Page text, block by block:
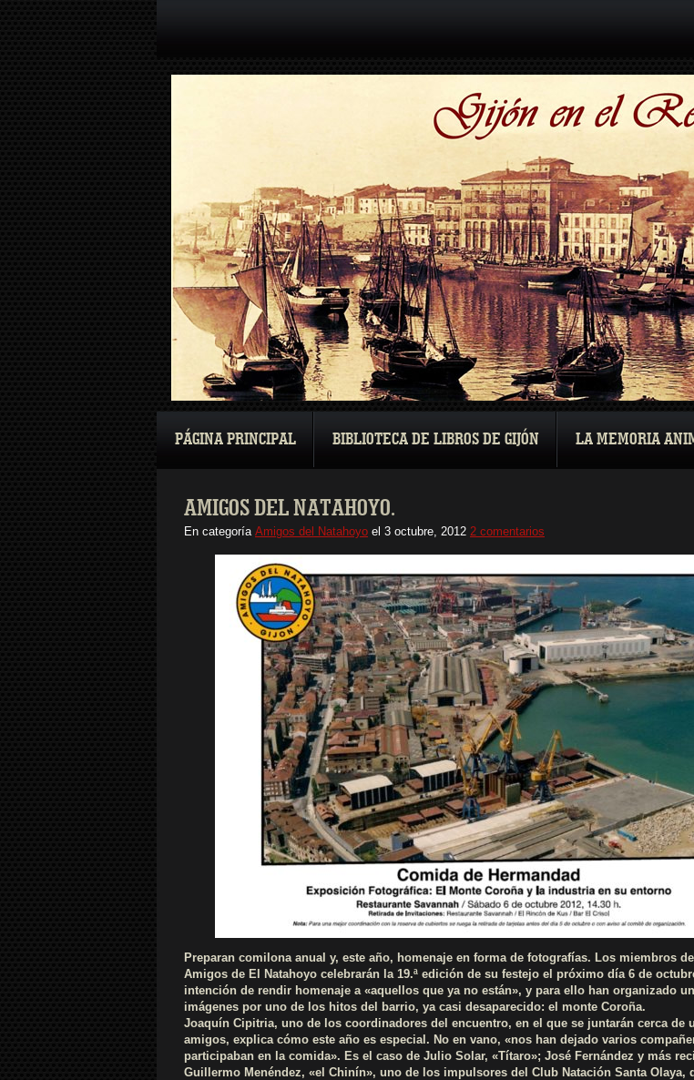
PÁGINA PRINCIPAL BIBLIOTECA DE LIBROS DE GIJÓN LA MEMORIA
AMIGOS DEL NATAHOYO.
En categoría Amigos del Natahoyo el 3 octubre, 2012 2 comentarios
Preparan comilona anual y, este año, homenaje en forma de fotografías. Los miembros
Amigos de El Natahoyo celebrarán la 19.ª edición de su festejo el próximo día 6 de
intención de rendir homenaje a «aquellos que ya no están», y para ello han organizado
imágenes por uno de los hitos del barrio, ya casi desaparecido: el monte Coroña.
Joaquín Cipitria, uno de los coordinadores del encuentro, en el que se juntarán cerca de
amigos, explica cómo este año es especial. No en vano, «nos han dejado varios
participaban en la comida». Es el caso de Julio Solar, «Títaro»; José Fernández y más
Guillermo Menéndez, «el Chinín», uno de los impulsores del Club Natación Santa Olaya,